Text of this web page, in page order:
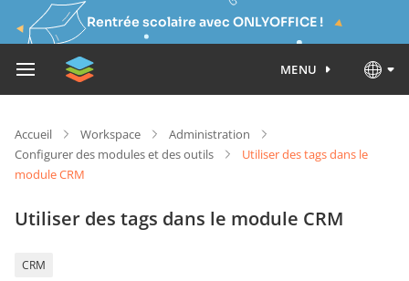
Rentrée scolaire avec ONLYOFFICE !
MENU
Accueil Workspace
Administration
Configurer des modules et des outils
Utiliser des tags dans le
module CRM
Utiliser des tags dans le module CRM
CRM